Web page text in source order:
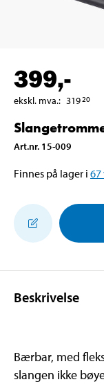
399,-
ekskl. mva.: 31920
Art.nr. 15-009
Finnes på lager i 67
Beskrivelse
Bærbar, med
slangen ikke